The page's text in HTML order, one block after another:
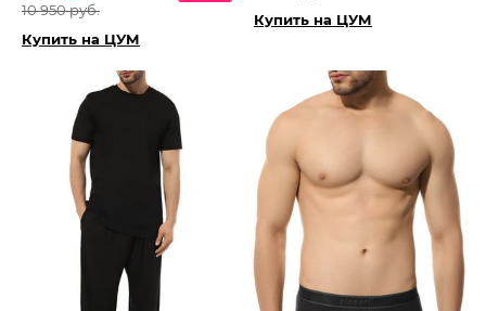
10 950 руб.
Купить на ЦУМ
Купить на ЦУМ